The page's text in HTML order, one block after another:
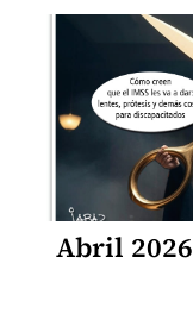
Abril 2026